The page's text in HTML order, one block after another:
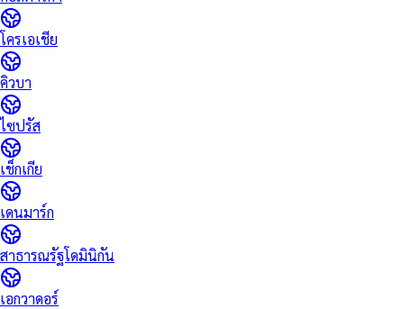
โครเอเชีย
คิวบา
ไซปรัส
เช็กเกีย
เดนมาร์ก
สาธารณรัฐโดมินิกัน
เอกวาดอร์